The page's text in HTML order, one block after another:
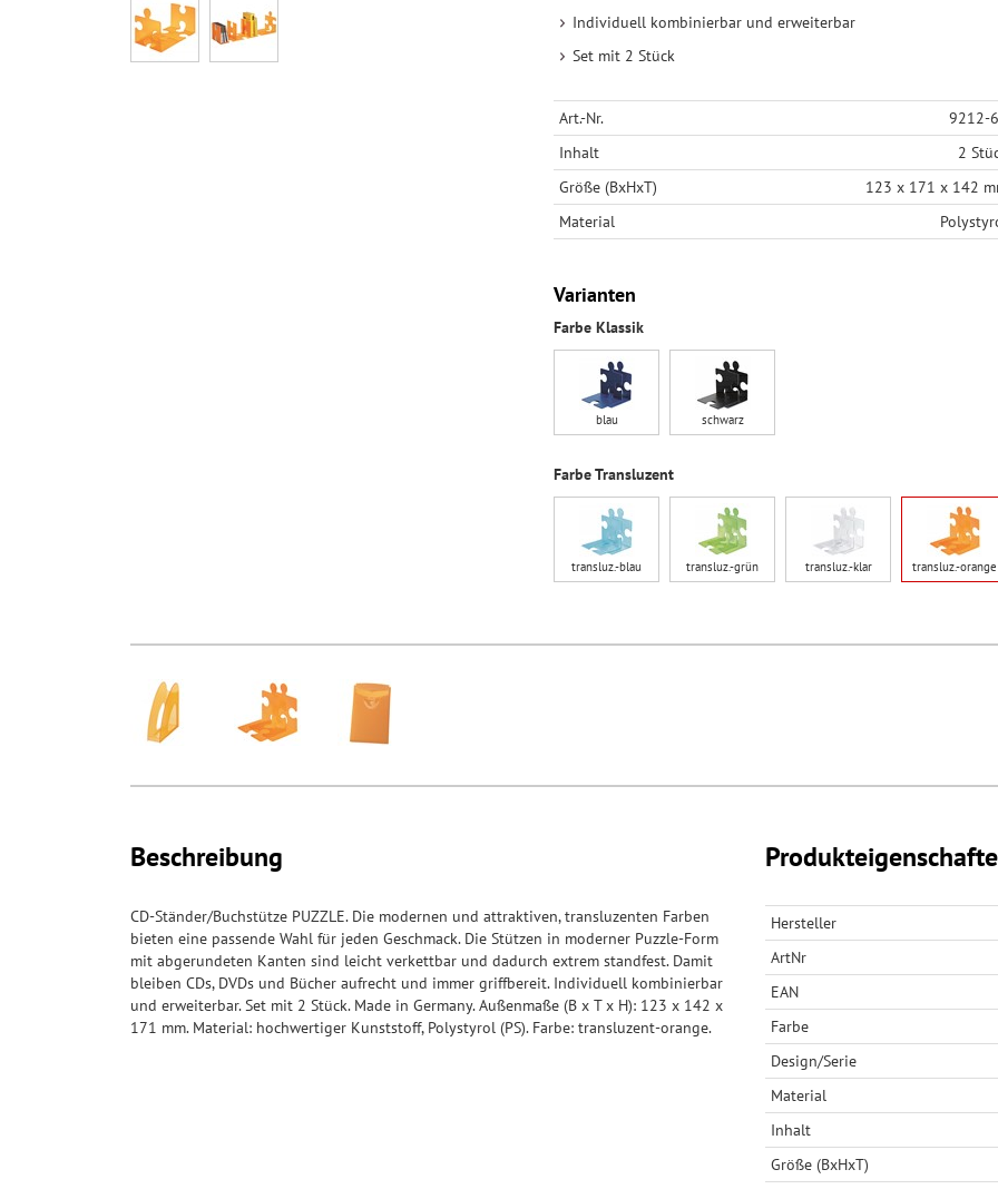
Individuell kombinierbar und erweiterbar
Set mit 2 Stück
Art.-Nr.
9212-
Inhalt
2
Größe (BxHxT)
123 x 171 x 142
Material
Varianten
Farbe Klassik
blau schwarz
Farbe Transluzent
transluz.-blau transluz.-grün transluz.-klar transluz.-orange
Beschreibung
CD-Ständer/Buchstütze PUZZLE. Die modernen und attraktiven, transluzenten Farben
bieten eine passende Wahl für jeden Geschmack. Die Stützen in moderner Puzzle-Form
mit abgerundeten Kanten sind leicht verkettbar und dadurch extrem standfest. Damit
bleiben CDs, DVDs und Bücher aufrecht und immer griffbereit. Individuell kombinierbar
und erweiterbar. Set mit 2 Stück. Made in Germany. Außenmaße (B x T x H): 123 x 142 x
171 mm. Material: hochwertiger Kunststoff, Polystyrol (PS). Farbe: transluzent-orange.
Hersteller
ArtNr
EAN
Farbe
Design/Serie
Material
Inhalt
Größe (BxHxT)